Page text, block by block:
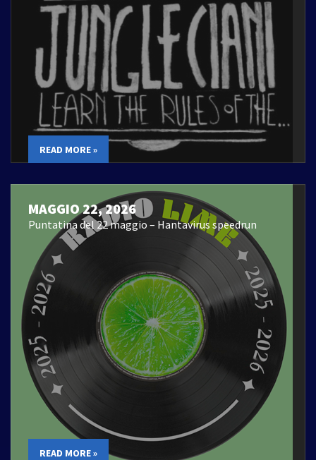
READ MORE »
MAGGIO 22, 2026
Puntatina del 22 maggio – Hantavirus speedrun
READ MORE »